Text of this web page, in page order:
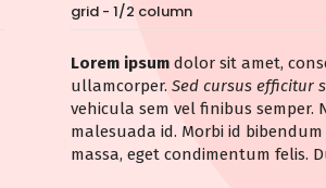
grid - 1/2 column
Lorem ipsum dolor sit amet,
ullamcorper. Sed cursus efficitur
vehicula sem vel finibus
malesuada id. Morbi id
massa, eget condimentum felis.